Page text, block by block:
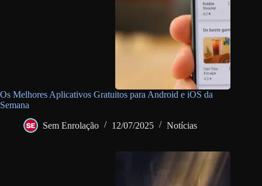
Os Melhores Aplicativos Gratuitos para Android e iOS da
Semana
Sem Enrolação 12/07/2025 Notícias